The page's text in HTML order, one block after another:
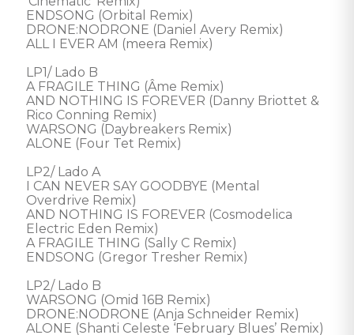
ENDSONG (Orbital Remix)
DRONE:NODRONE (Daniel Avery Remix)
ALL I EVER AM (meera Remix)
LP1/ Lado B
A FRAGILE THING (Âme Remix)
AND NOTHING IS FOREVER (Danny Briottet &
Rico Conning Remix)
WARSONG (Daybreakers Remix)
ALONE (Four Tet Remix)
LP2/ Lado A
I CAN NEVER SAY GOODBYE (Mental
Overdrive Remix)
AND NOTHING IS FOREVER (Cosmodelica
Electric Eden Remix)
A FRAGILE THING (Sally C Remix)
ENDSONG (Gregor Tresher Remix)
LP2/ Lado B
WARSONG (Omid 16B Remix)
DRONE:NODRONE (Anja Schneider Remix)
ALONE (Shanti Celeste ‘February Blues’ Remix)